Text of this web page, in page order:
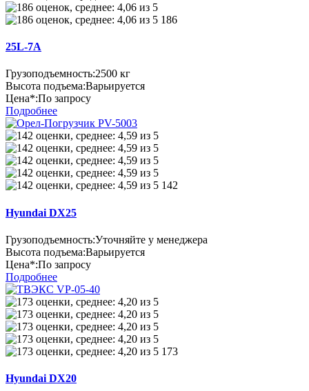
186
25L-7А
Грузоподъемность:2500 кг
Высота подъема:Варьируется
Цена*:По запросу
Подробнее
142
Hyundai DX25
Грузоподъемность:Уточняйте у менеджера
Высота подъема:Варьируется
Цена*:По запросу
Подробнее
173
Hyundai DX20